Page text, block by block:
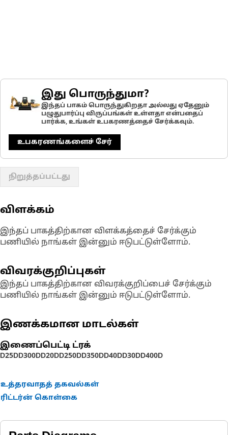
இது பொருந்துமா?
இந்தப் பாகம் பொருந்துகிறதா அல்லது ஏதேனும்
பழுதுபார்ப்பு விருப்பங்கள் உள்ளதா என்பதைப்
பார்க்க, உங்கள் உபகரணத்தைச் சேர்க்கவும்.
உபகரணங்களைச் சேர்
நிறுத்தப்பட்டது
விளக்கம்
இந்தப் பாகத்திற்கான விளக்கத்தைச் சேர்க்கும்
பணியில் நாங்கள் இன்னும் ஈடுபட்டுள்ளோம்.
விவரக்குறிப்புகள்
இந்தப் பாகத்திற்கான விவரக்குறிப்பைச் சேர்க்கும்
பணியில் நாங்கள் இன்னும் ஈடுபட்டுள்ளோம்.
இணக்கமான மாடல்கள்
இணைப்பெட்டி ட்ரக்
D25DD300DD20DD250DD350DD40DD30DD400D
உத்தரவாதத் தகவல்கள்
ரிட்டர்ன் கொள்கை